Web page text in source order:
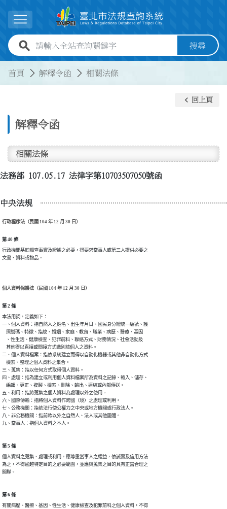
展開選單
全站查詢關鍵字欄位 搜尋
首頁 解釋令函 相關法條
解釋令函
keyboard_arrow_left 回上頁
相關法條
法務部 107.05.17 法律字第10703507050號函
中央法規
行政程序法（民國 104 年 12 月 30 日）
第 40 條
行政機關基於調查事實及證據之必要，得要求當事人或第三人提供必要之
文書、資料或物品。
個人資料保護法（民國 104 年 12 月 30 日）
第 2 條
本法用詞，定義如下：
一、個人資料：指自然人之姓名、出生年月日、國民身分證統一編號、護
    照號碼、特徵、指紋、婚姻、家庭、教育、職業、病歷、醫療、基因
    、性生活、健康檢查、犯罪前科、聯絡方式、財務情況、社會活動及
    其他得以直接或間接方式識別該個人之資料。
二、個人資料檔案：指依系統建立而得以自動化機器或其他非自動化方式
    檢索、整理之個人資料之集合。
三、蒐集：指以任何方式取得個人資料。
四、處理：指為建立或利用個人資料檔案所為資料之記錄、輸入、儲存、
    編輯、更正、複製、檢索、刪除、輸出、連結或內部傳送。
五、利用：指將蒐集之個人資料為處理以外之使用。
六、國際傳輸：指將個人資料作跨國（境）之處理或利用。
七、公務機關：指依法行使公權力之中央或地方機關或行政法人。
八、非公務機關：指前款以外之自然人、法人或其他團體。
九、當事人：指個人資料之本人。
第 5 條
個人資料之蒐集、處理或利用，應尊重當事人之權益，依誠實及信用方法
為之，不得逾越特定目的之必要範圍，並應與蒐集之目的具有正當合理之
關聯。
第 6 條
有關病歷、醫療、基因、性生活、健康檢查及犯罪前科之個人資料，不得